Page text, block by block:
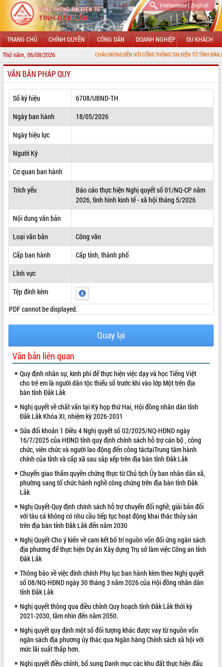
Vietnamese| English
TRANG CHỦ CHÍNH QUYỀN CÔNG DÂN DOANH NGHIỆP DU KHÁCH
Thứ năm, 06/08/2026 CHÀO MỪNG ĐẾN VỚI CỔNG THÔNG TIN ĐIỆN TỬ TỈNH ĐẮK LẮK
GIỚI THIỆU
LÃNH ĐẠO UBND TỈNH
TIN TỨC SỰ KIỆN
SỞ, BAN, NGÀNH
UBND CÁC XÃ, PHƯỜNG
THÔNG TIN CHỈ ĐẠO ĐIỀU HÀNH
HỆ THỐNG VĂN BẢN
VĂN BẢN HĐND TỈNH
ĐIỂM TIN VĂN BẢN
QUY HOẠCH - KẾ HOẠCH
VIDEO
Lễ truy tặng danh hiệu “Bà Mẹ Việt
Lao động
UBND tỉnh Đắk Lắk triển khai nhiệm
Kỳ họp thứ Hai, Hội đồng nhân dân
tỉnh khóa XI quyết nghị nhiều nội dung
quan trọng
Bí thư Tỉnh ủy Lương Nguyễn Minh
Triết thăm, tặng quà người có công với
cách mạng
ALBUM ẢNH
VĂN BẢN PHÁP QUY
Số ký hiệu
6708/UBND-TH
Ngày ban hành
18/05/2026
Ngày hiệu lực
Người Ký
Cơ quan ban hành
Trích yếu
Báo cáo thực hiện Nghị quyết số 01/NQ-CP năm
2026, tình hình kinh tế - xã hội tháng 5/2026
Nội dung văn bản
Loại văn bản
Công văn
Cấp ban hành
Cấp tỉnh, thành phố
Lĩnh vực
Tệp đính kèm
PDF cannot be displayed.
Quay lại
Văn bản liên quan
Quy định nhân sự, kinh phí để thực hiện việc dạy và học Tiếng Việt
cho trẻ em là người dân tộc thiểu số trước khi vào lớp Một trên địa
bàn tỉnh Đắk Lắk
Nghị quyết về chất vấn tại Kỳ họp thứ Hai, Hội đồng nhân dân tỉnh
Đắk Lắk Khóa XI, nhiệm kỳ 2026-2031
Sửa đổi khoản 1 Điều 4 Nghị quyết số 02/2025/NQ-HĐND ngày
16/7/2025 của HĐND tỉnh quy định chính sách hỗ trợ cán bộ , công
chức, viên chức và người lao động đến công táctạiTrung tâm hành
chính của tỉnh và cấp xã sau sắp xếp trên địa bàn tỉnh Đắk Lắk
Chuyển giao thẩm quyền chứng thực từ Chủ tịch Ủy ban nhân dân xã,
phường sang tổ chức hành nghề công chứng trên địa bàn tỉnh Đắk
Lắk
Nghị Quyết-Quy định chính sách hỗ trợ chuyển đổi nghề, giải bản đối
với tàu cá không có nhu cầu tiếp tục hoạt động khai thác thủy sản
trên địa bàn tỉnh Đắk Lắk đến năm 2030
Nghị Quyết-Cho ý kiến về cam kết bố trí nguồn vốn đối ứng ngân sách
địa phương để thực hiện Dự án Xây dựng Trụ sở làm việc Công an tỉnh
Đắk Lắk
Thông báo về việc đính chính Phụ lục ban hành kèm theo Nghị quyết
số 08/NQ-HĐND ngày 30 tháng 3 năm 2026 của Hội đồng nhân dân
tỉnh Đắk Lắk
Nghị quyết thông qua điều chỉnh Quy hoạch tỉnh Đắk Lắk thời kỳ
2021-2030, tầm nhìn đến năm 2050.
Nghị quyết quy định một số đối tượng khác được vay từ nguồn vốn
ngân sách địa phương ủy thác qua Ngân hàng Chính sách xã hội với
mức lãi suất thấp hơn.
Nghị quyết điều chỉnh, bổ sung Danh mục các khu đất thực hiện đấu